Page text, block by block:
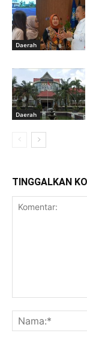
Daerah
Daerah
TINGGALKAN